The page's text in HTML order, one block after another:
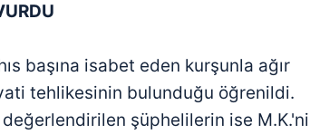
başına isabet eden kurşunla ağır
tehlikesinin bulunduğu öğrenildi.
değerlendirilen şüphelilerin ise